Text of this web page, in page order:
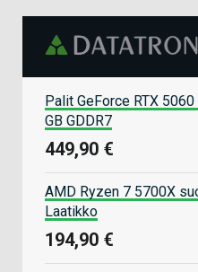
Palit GeForce RTX
GB GDDR7
449,90 €
AMD Ryzen 7 5700X
Laatikko
194,90 €